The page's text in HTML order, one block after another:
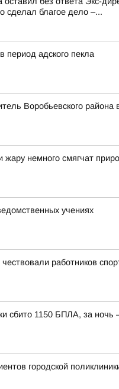
сделал благое дело –...
период адского пекла
Воробьевского района
немного смягчат
учениях
работников
сбито 1150 БПЛА, за ночь
городской